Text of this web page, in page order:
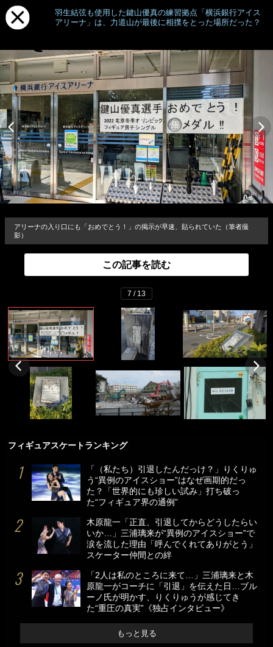
羽生結弦も使用した鍵山優真の練習拠点「横浜銀行アイス
アリーナ」は、力道山が最後に相撲をとった場所だった？
アリーナの入り口にも「おめでとう！」の掲示が早速、貼られていた（筆者撮
影）
この記事を読む
7 / 13
フィギュアスケートランキング
「（私たち）引退したんだっけ？」りくりゅ
う“異例のアイスショー”はなぜ画期的だっ
た？「世界的にも珍しい試み」打ち破っ
た“フィギュア界の通例”
木原龍一「正直、引退してからどうしたらい
いか…」三浦璃来が“異例のアイスショー”で
涙を流した理由「呼んでくれてありがとう」
スケーター仲間との絆
「2人は私のところに来て…」三浦璃来と木
原龍一がコーチに「引退」を伝えた日…ブル
ーノ氏が明かす、りくりゅうが感じてき
た“重圧の真実”《独占インタビュー》
もっと見る